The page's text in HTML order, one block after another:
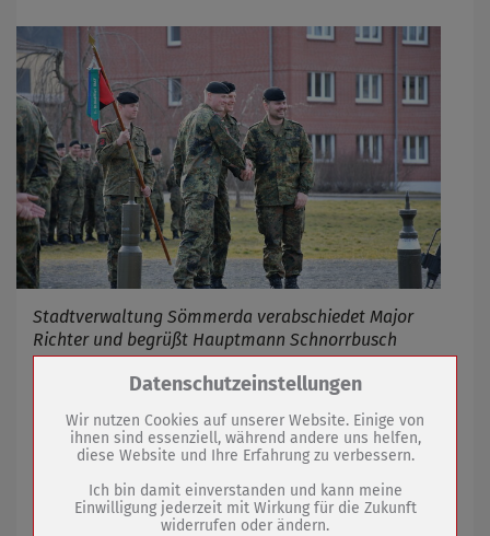
Stadtverwaltung Sömmerda verabschiedet Major
Richter und begrüßt Hauptmann Schnorrbusch
28.03.2025 mehr
Ausbildungsverträge für 2025
unterzeichnet
Zum Betrieb der Seite notwendige Cookies /
Name
PHP Session Cookie
Anbieter
Eigentümer dieser Website (Wenko-
Wenselaar GmbH & Co. KG)
Absicherung Kontaktformular / SPAM
Datenschutzeinstellungen
Wir nutzen Cookies auf unserer Website. Einige von
ihnen sind essenziell, während andere uns helfen,
diese Website und Ihre Erfahrung zu verbessern.
Ich bin damit einverstanden und kann meine
Einwilligung jederzeit mit Wirkung für die Zukunft
widerrufen oder ändern.